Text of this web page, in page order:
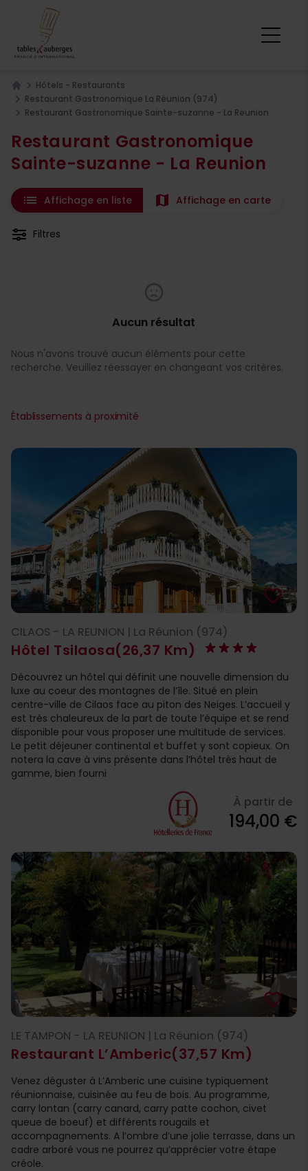
Home
Hôtels - Restaurants
Restaurant Gastronomique La Réunion (974)
Restaurant Gastronomique Sainte-suzanne - La Reunion
Restaurant Gastronomique
Sainte-suzanne - La Reunion
list Affichage en liste map Affichage en carte
Filtres
Aucun résultat
Nous n'avons trouvé aucun éléments pour cette
recherche. Veuillez réessayer en changeant vos critères.
Établissements à proximité
Hôtel Tsilaosa(26,37 Km)
favorite_border
CILAOS - LA REUNION | La Réunion (974)
Découvrez un hôtel qui définit une nouvelle dimension du
luxe au coeur des montagnes de l’île. Situé en plein
centre-ville de Cilaos face au piton des Neiges. L’accueil y
est très chaleureux de la part de toute l’équipe et se rend
disponible pour vous proposer une multitude de services.
Le petit déjeuner continental et buffet y sont copieux. On
notera la cave à vins présente dans l’hôtel très haut de
gamme, bien fourni
À partir de
194,00 €
Restaurant L’Amberic(37,57 Km)
favorite_border
LE TAMPON - LA REUNION | La Réunion (974)
Venez déguster à L’Amberic une cuisine typiquement
réunionnaise, cuisinée au feu de bois. Au programme,
carry lontan (carry canard, carry patte cochon, civet
queue de boeuf) et différents rougails et
accompagnements. A l’ombre d’une jolie terrasse, dans un
cadre arboré vous ne pourrez qu’apprécier votre étape
créole.